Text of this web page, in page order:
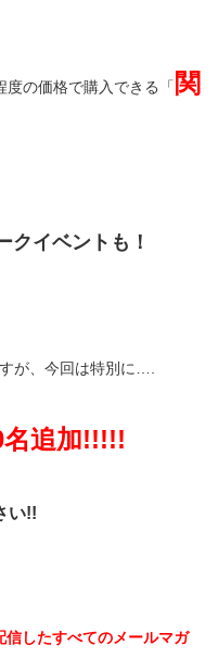
の価格で購入できる「 関
クイベントも！
が、今回は特別に….
追加!!!!!
い!!
したすべてのメールマガ